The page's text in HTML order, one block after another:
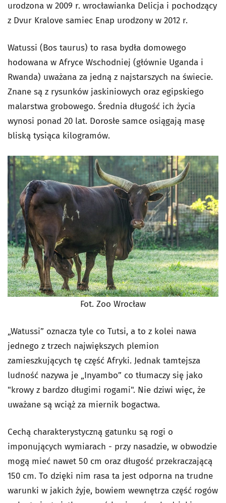
urodzona w 2009 r. wrocławianka Delicja i pochodzący
z Dvur Kralove samiec Enap urodzony w 2012 r.
Watussi (Bos taurus) to rasa bydła domowego
hodowana w Afryce Wschodniej (głównie Uganda i
Rwanda) uważana za jedną z najstarszych na świecie.
Znane są z rysunków jaskiniowych oraz egipskiego
malarstwa grobowego. Średnia długość ich życia
wynosi ponad 20 lat. Dorosłe samce osiągają masę
bliską tysiąca kilogramów.
Fot. Zoo Wrocław
„Watussi” oznacza tyle co Tutsi, a to z kolei nawa
jednego z trzech największych plemion
zamieszkujących tę część Afryki. Jednak tamtejsza
ludność nazywa je „Inyambo” co tłumaczy się jako
"krowy z bardzo długimi rogami". Nie dziwi więc, że
uważane są wciąż za miernik bogactwa.
Cechą charakterystyczną gatunku są rogi o
imponujących wymiarach - przy nasadzie, w obwodzie
mogą mieć nawet 50 cm oraz długość przekraczającą
150 cm. To dzięki nim rasa ta jest odporna na trudne
warunki w jakich żyje, bowiem wewnętrza część rogów